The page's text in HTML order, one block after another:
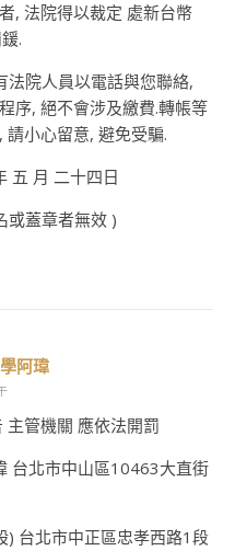
, 法院得以裁定 處新台幣
.
法院人員以電話與您聯絡,
序, 絕不會涉及繳費.轉帳等
小心留意, 避免受騙.
五 月 二十四日
或蓋章者無效 )
阿瑋
主管機關 應依法開罰
台北市中山區10463大直街
) 台北市中正區忠孝西路1段